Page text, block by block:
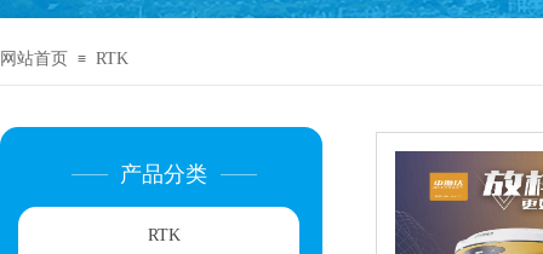
网站首页 ≡ RTK
产品分类
RTK